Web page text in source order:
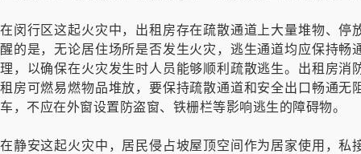
在闵行区这起火灾中，出租房存在疏散通道上大量堆物、
醒的是，无论居住场所是否发生火灾，逃生通道均应保持
理，以确保在火灾发生时人员能够顺利疏散逃生。出租房
租房可燃易燃物品堆放，要保持疏散通道和安全出口畅通
车，不应在外窗设置防盗窗、铁栅栏等影响逃生的障碍物。
在静安这起火灾中，居民侵占坡屋顶空间作为居家使用，